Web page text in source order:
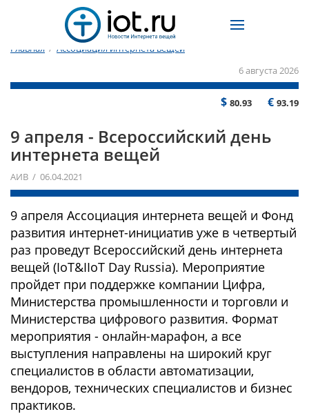
Главная / Ассоциация интернета вещей
6 августа 2026
$ 80.93 € 93.19
9 апреля - Всероссийский день
интернета вещей
АИВ / 06.04.2021
9 апреля Ассоциация интернета вещей и Фонд
развития интернет-инициатив уже в четвертый
раз проведут Всероссийский день интернета
вещей (IoT&IIoT Day Russia). Мероприятие
пройдет при поддержке компании Цифра,
Министерства промышленности и торговли и
Министерства цифрового развития. Формат
мероприятия - онлайн-марафон, а все
выступления направлены на широкий круг
специалистов в области автоматизации,
вендоров, технических специалистов и бизнес
практиков.